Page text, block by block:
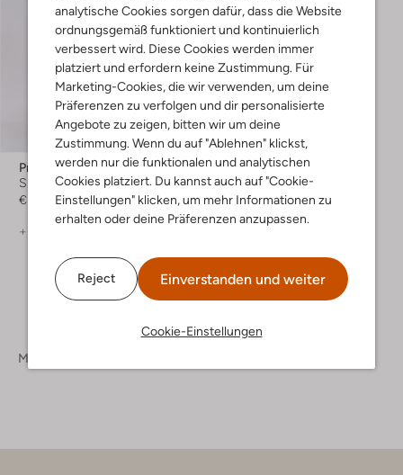
analytische Cookies sorgen dafür, dass die Website
ordnungsgemäß funktioniert und kontinuierlich
verbessert wird. Diese Cookies werden immer
platziert und erfordern keine Zustimmung. Für
Marketing-Cookies, die wir verwenden, um deine
Präferenzen zu verfolgen und dir personalisierte
Angebote zu zeigen, bitten wir um deine
Zustimmung. Wenn du auf "Ablehnen" klickst,
werden nur die funktionalen und analytischen
Cookies platziert. Du kannst auch auf "Cookie-
Einstellungen" klicken, um mehr Informationen zu
erhalten oder deine Präferenzen anzupassen.
Reject Einverstanden und weiter
Cookie-Einstellungen
Pme Legend
Slim Fit Jeans
€ 99,99
+ mehr farben
Marken